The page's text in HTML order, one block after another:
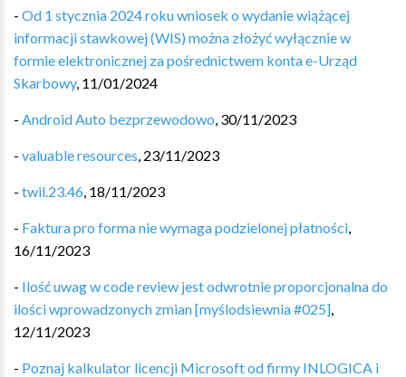
- Od 1 stycznia 2024 roku wniosek o wydanie wiążącej
informacji stawkowej (WIS) można złożyć wyłącznie w
formie elektronicznej za pośrednictwem konta e-Urząd
Skarbowy, 11/01/2024
- Android Auto bezprzewodowo, 30/11/2023
- valuable resources, 23/11/2023
- twil.23.46, 18/11/2023
- Faktura pro forma nie wymaga podzielonej płatności,
16/11/2023
- Ilość uwag w code review jest odwrotnie proporcjonalna do
ilości wprowadzonych zmian [myślodsiewnia #025],
12/11/2023
- Poznaj kalkulator licencji Microsoft od firmy INLOGICA i